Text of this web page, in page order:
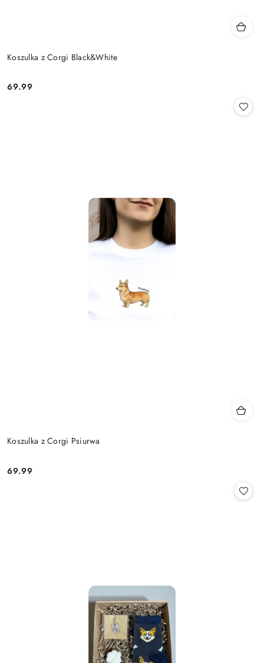
Koszulka z Corgi Black&White
Cena:
69.99
Koszulka z Corgi Psiurwa
Cena:
69.99